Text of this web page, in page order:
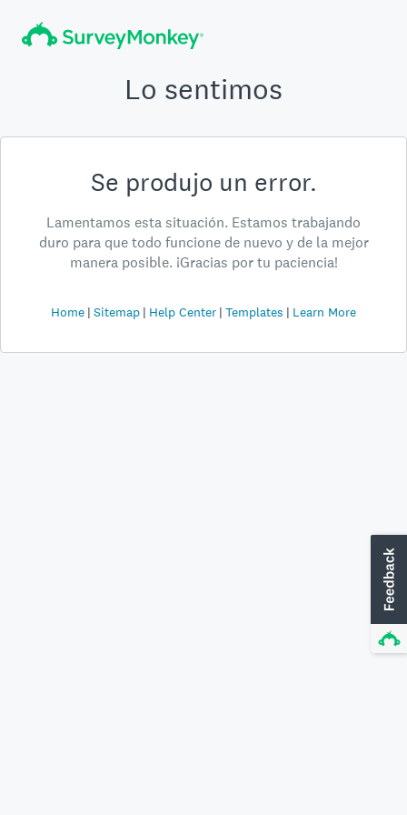
Lo sentimos
Se produjo un error.
Lamentamos esta situación. Estamos trabajando
duro para que todo funcione de nuevo y de la mejor
manera posible. ¡Gracias por tu paciencia!
Home Sitemap Help Center Templates Learn More